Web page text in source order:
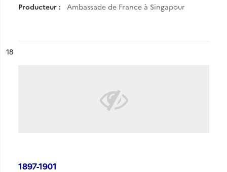
Producteur : Ambassade de France à Singapour
n°
18
1897-1901